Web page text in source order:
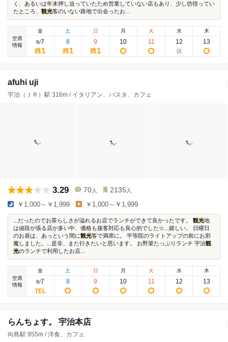
く、あるいは年末押し迫っていたため営業していない店もあり、少し彷徨ってい
たところ、 観光客のいない路地で出会ったお...
空席
情報
金
8/7
残1
土
8
残1
日
9
残1
月
10
火
11
水
12
木
13
afuhi uji
宇治（ＪＲ）駅 316m / イタリアン、パスタ、カフェ
3.29 70 人 2135 人
￥1,000～￥1,999 ￥1,000～￥1,999
...だったのでお茶らしさが溢れるお店でランチができて良かったです。 観光地
は値段が張る店が多い中、価格も接客対応も良心的でした☆...嬉しい。 日曜日
のお昼は、あっという間に観光客で満席に。 平等院のライトアップの前にお邪
魔しました。...是非、また行きたいと思います。 お野菜たっぷりランチ 宇治観
光のランチで利用したお店...
空席
情報
金
8/7
土
8
日
9
月
10
火
11
水
12
木
13
らんちょす。 宇治本店
向島駅 955m / 洋食、カフェ